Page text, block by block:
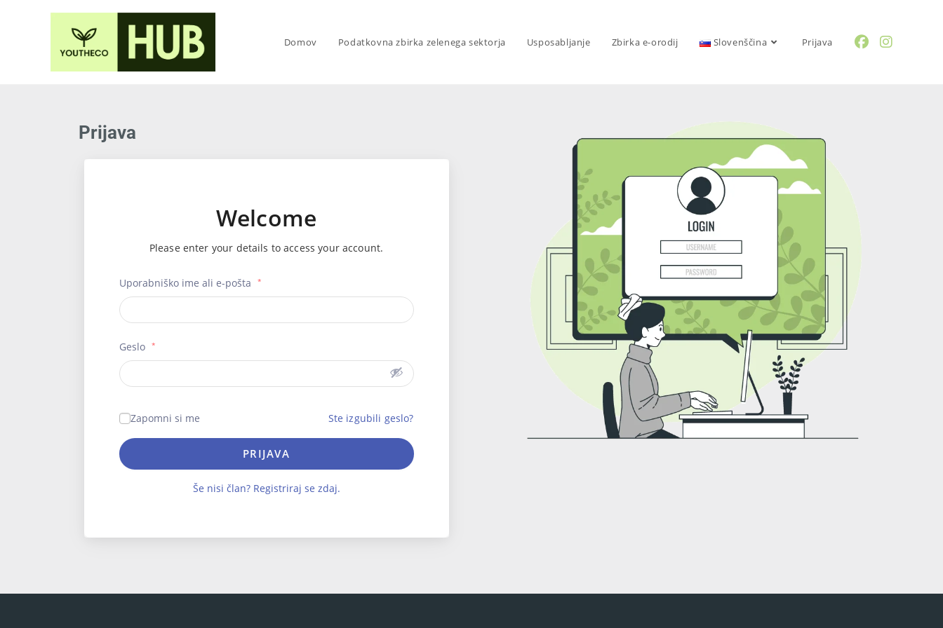
Domov Podatkovna zbirka zelenega sektorja Usposabljanje Zbirka e-orodij Slovenščina Prijava
Prijava
Welcome
Please enter your details to access your account.
Uporabniško ime ali e-pošta *
Geslo *
Zapomni si me Ste izgubili geslo?
PRIJAVA
Še nisi član? Registriraj se zdaj.
English